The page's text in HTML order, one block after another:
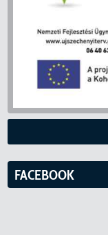
FACEBOOK